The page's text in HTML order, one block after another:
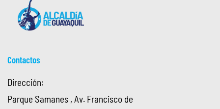
Contactos
Dirección:
Parque Samanes , Av. Francisco de